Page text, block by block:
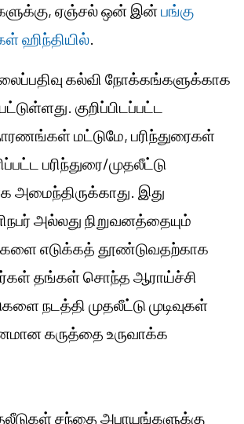
ஏஞ்சல் ஒன் இன்பங்கு
ஹிந்தியில்.
கல்வி நோக்கங்களுக்காக
குறிப்பிடப்பட்ட
மட்டுமே, பரிந்துரைகள்
பரிந்துரை/முதலீட்டு
இது
அல்லது நிறுவனத்தையும்
எடுக்கத் தூண்டுவதற்காக
தங்கள் சொந்த ஆராய்ச்சி
நடத்தி முதலீட்டு முடிவுகள்
கருத்தை உருவாக்க
சந்தை அபாயங்களுக்கு